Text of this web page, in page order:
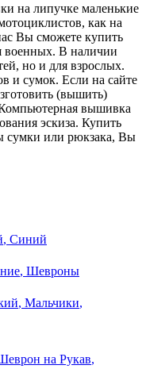
на липучке маленькие
как на
Вы сможете купить
военных. В наличии
но и для взрослых.
и сумок. Если на сайте
(вышить)
вышивка
эскиза. Купить
сумки или рюкзака, Вы
, Синий
, Шевроны
, Мальчики,
на Рукав,